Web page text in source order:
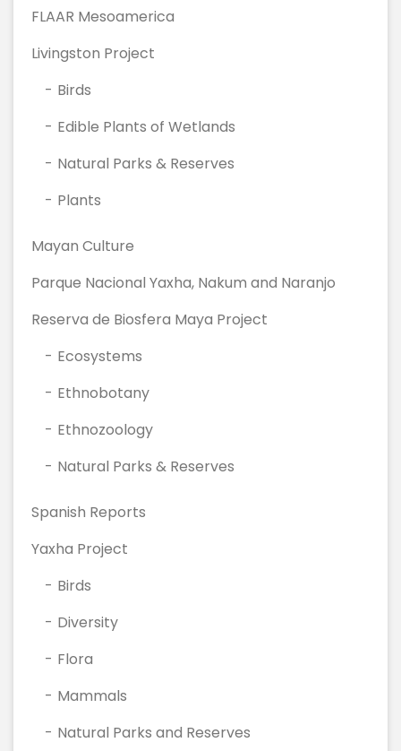
FLAAR Mesoamerica
Livingston Project
Birds
Edible Plants of Wetlands
Natural Parks & Reserves
Plants
Mayan Culture
Parque Nacional Yaxha, Nakum and Naranjo
Reserva de Biosfera Maya Project
Ecosystems
Ethnobotany
Ethnozoology
Natural Parks & Reserves
Spanish Reports
Yaxha Project
Birds
Diversity
Flora
Mammals
Natural Parks and Reserves